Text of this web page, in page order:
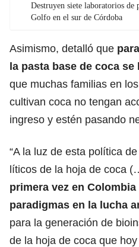
Destruyen siete laboratorios de
Golfo en el sur de Córdoba
Asimismo, detalló que
la pasta base de coca se
que muchas familias en
cultivan coca no tengan
ingreso y estén pasando
“A la luz de esta política
líticos de la hoja de coca
primera vez en
paradigmas en la lucha
para la generación de
de la hoja de coca que